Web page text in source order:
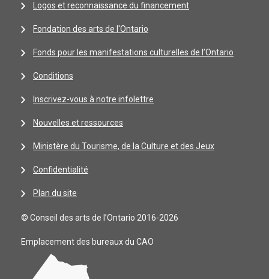
Logos et reconnaissance du financement
Fondation des arts de l'Ontario
Fonds pour les manifestations culturelles de l’Ontario
Conditions
Inscrivez-vous à notre infolettre
Nouvelles et ressources
Ministère du Tourisme, de la Culture et des Jeux
Confidentialité
Plan du site
© Conseil des arts de l’Ontario 2016-2026
Emplacement des bureaux du CAO